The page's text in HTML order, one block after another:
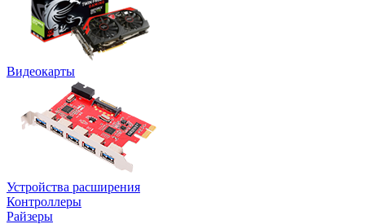
Видеокарты
Устройства расширения
Контроллеры
Райзеры